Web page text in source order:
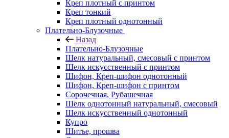
Креп плотный с принтом
Креп тонкий
Креп плотный однотонный
Плательно-Блузочные
Назад
Плательно-Блузочные
Шелк натуральный, смесовый с принтом
Шелк искусственный с принтом
Шифон, Креп-шифон однотонный
Шифон, Креп-шифон с принтом
Сорочечная, Рубашечная
Шелк однотонный натуральный, смесовый
Шелк искусственный однотонный
Купро
Шитье, прошва